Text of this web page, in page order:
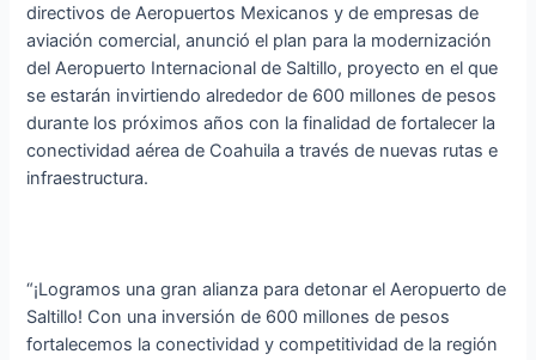
directivos de Aeropuertos Mexicanos y de empresas de
aviación comercial, anunció el plan para la modernización
del Aeropuerto Internacional de Saltillo, proyecto en el que
se estarán invirtiendo alrededor de 600 millones de pesos
durante los próximos años con la finalidad de fortalecer la
conectividad aérea de Coahuila a través de nuevas rutas e
infraestructura.
“¡Logramos una gran alianza para detonar el Aeropuerto de
Saltillo! Con una inversión de 600 millones de pesos
fortalecemos la conectividad y competitividad de la región